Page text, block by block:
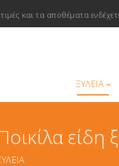
και τα αποθέματα
ΞΥΛΕΙΑ
είδη